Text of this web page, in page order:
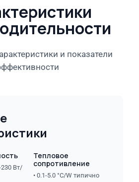
и показатели
Вт/
Тепловое
сопротивление
• 0.1-5.0 °C/W типично